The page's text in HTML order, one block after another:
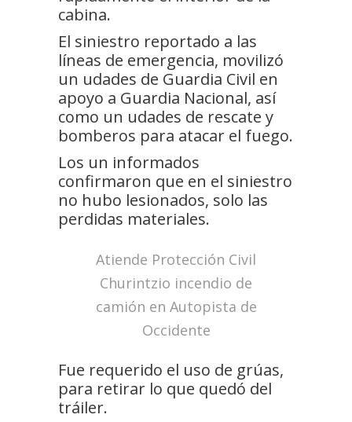
cabina.
El siniestro reportado a las
líneas de emergencia, movilizó
un udades de Guardia Civil en
apoyo a Guardia Nacional, así
como un udades de rescate y
bomberos para atacar el fuego.
Los un informados
confirmaron que en el siniestro
no hubo lesionados, solo las
perdidas materiales.
Atiende Protección Civil
Churintzio incendio de
camión en Autopista de
Occidente
Fue requerido el uso de grúas,
para retirar lo que quedó del
tráiler.